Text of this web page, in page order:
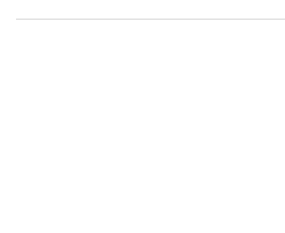
posturais sob medida melhoram o pé chato. .